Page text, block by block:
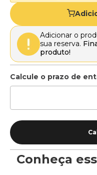
Adicionar o
sua reserva.
produto!
Conheça